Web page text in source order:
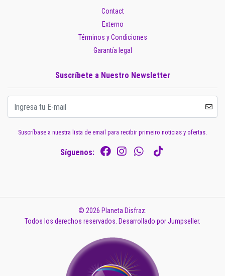
Contact
Externo
Términos y Condiciones
Garantía legal
Suscríbete a Nuestro Newsletter
Suscríbase a nuestra lista de email para recibir primeiro noticias y ofertas.
Síguenos:
© 2026 Planeta Disfraz.
Todos los derechos reservados. Desarrollado por Jumpseller.